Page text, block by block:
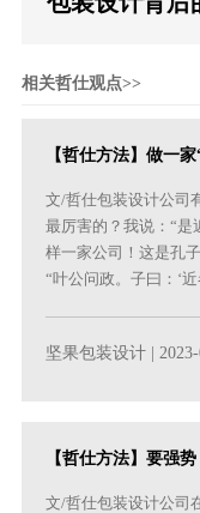
相关哲仕观点>>
【哲仕方法】做一
文/哲仕包装设计公司
最厉害的？我说：“是
样一家公司！这是孔
“叶公问政。子曰：‘近
坚果包装设计 |
【哲仕方法】要强
文/哲仕包装设计公司